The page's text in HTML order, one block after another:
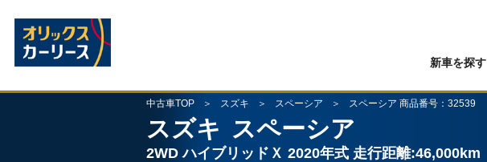
新車を探す
中古車TOP スズキ スペーシア スペーシア 商品番号：32539
スズキ スペーシア
2WD ハイブリッドＸ 2020年式 走行距離:46,000km